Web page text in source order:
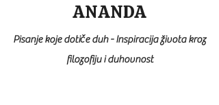
ANANDA
Pisanje koje dotiče duh - Inspiracija života kroz
filozofiju i duhovnost